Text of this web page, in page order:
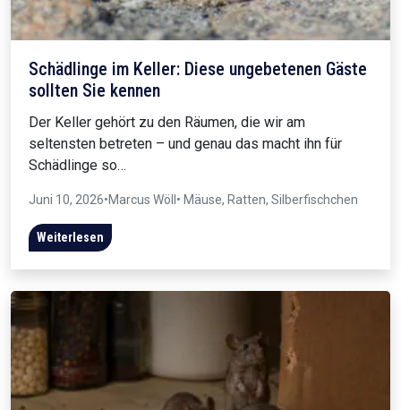
Schädlinge im Keller: Diese ungebetenen Gäste
sollten Sie kennen
Der Keller gehört zu den Räumen, die wir am
seltensten betreten – und genau das macht ihn für
Schädlinge so…
Juni 10, 2026•Marcus Wöll • Mäuse, Ratten, Silberfischchen
Weiterlesen